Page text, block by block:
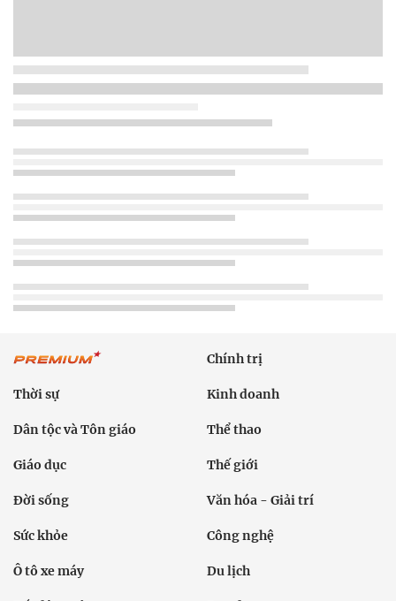
Chính trị
Thời sự Kinh doanh
Dân tộc và Tôn giáo Thể thao
Giáo dục Thế giới
Đời sống Văn hóa - Giải trí
Sức khỏe Công nghệ
Ô tô xe máy Du lịch